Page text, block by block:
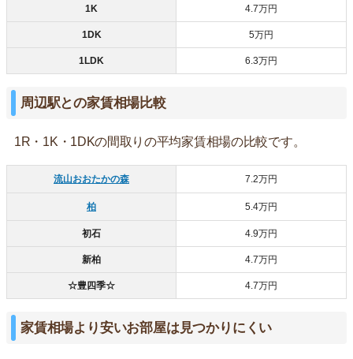
1K 4.7万円
1DK 5万円
1LDK 6.3万円
周辺駅との家賃相場比較
1R・1K・1DKの間取りの平均家賃相場の比較です。
流山おおたかの森 7.2万円
柏 5.4万円
初石 4.9万円
新柏 4.7万円
☆豊四季☆ 4.7万円
家賃相場より安いお部屋は見つかりにくい